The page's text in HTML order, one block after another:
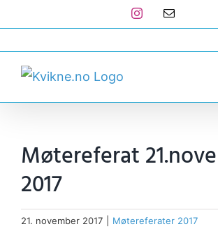
to
content
Instagram
E-
Møtereferat
2017
21. november 2017 Møtereferater 2017